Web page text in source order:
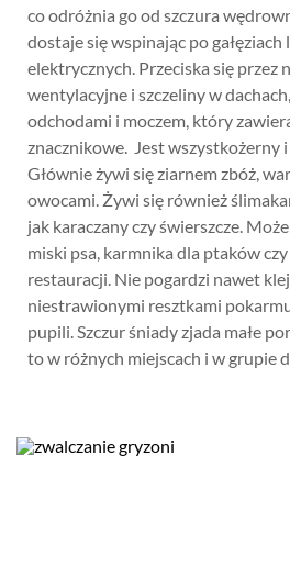
co odróżnia go od szczura
dostaje się wspinając po
elektrycznych. Przeciska się przez
wentylacyjne i szczeliny w
odchodami i moczem, który
znacznikowe. Jest wszystkożerny
Głównie żywi się ziarnem zbóż,
owocami. Żywi się również
jak karaczany czy świerszcze.
miski psa, karmnika dla ptaków
restauracji. Nie pogardzi nawet
niestrawionymi resztkami
pupili. Szczur śniady zjada małe
to w różnych miejscach i w grupie